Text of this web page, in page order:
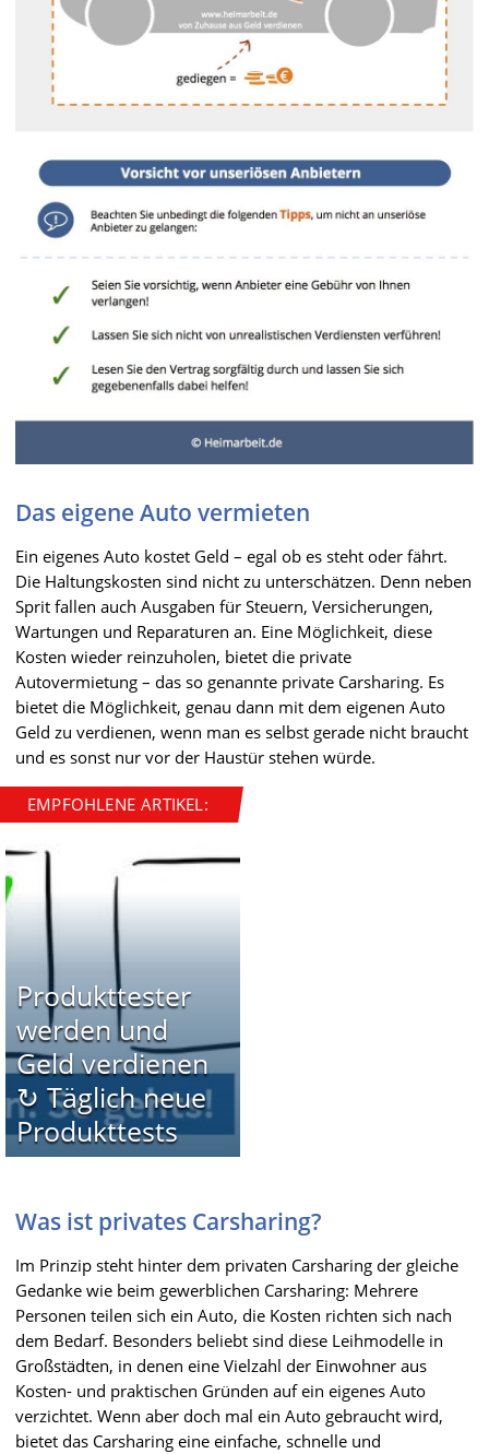
Das eigene Auto vermieten
Ein eigenes Auto kostet Geld – egal ob es steht oder fährt.
Die Haltungskosten sind nicht zu unterschätzen. Denn neben
Sprit fallen auch Ausgaben für Steuern, Versicherungen,
Wartungen und Reparaturen an. Eine Möglichkeit, diese
Kosten wieder reinzuholen, bietet die private
Autovermietung – das so genannte private Carsharing. Es
bietet die Möglichkeit, genau dann mit dem eigenen Auto
Geld zu verdienen, wenn man es selbst gerade nicht braucht
und es sonst nur vor der Haustür stehen würde.
EMPFOHLENE ARTIKEL:
Produkttester
werden und
Geld verdienen
↻ Täglich neue
Produkttests
Was ist privates Carsharing?
Im Prinzip steht hinter dem privaten Carsharing der gleiche
Gedanke wie beim gewerblichen Carsharing: Mehrere
Personen teilen sich ein Auto, die Kosten richten sich nach
dem Bedarf. Besonders beliebt sind diese Leihmodelle in
Großstädten, in denen eine Vielzahl der Einwohner aus
Kosten- und praktischen Gründen auf ein eigenes Auto
verzichtet. Wenn aber doch mal ein Auto gebraucht wird,
bietet das Carsharing eine einfache, schnelle und